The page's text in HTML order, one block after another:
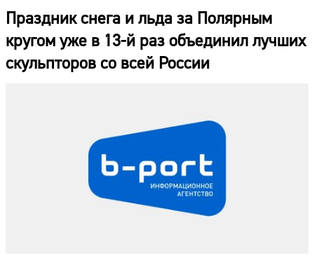
Праздник снега и льда за Полярным
кругом уже в 13-й раз объединил лучших
скульпторов со всей России
Курсы валют